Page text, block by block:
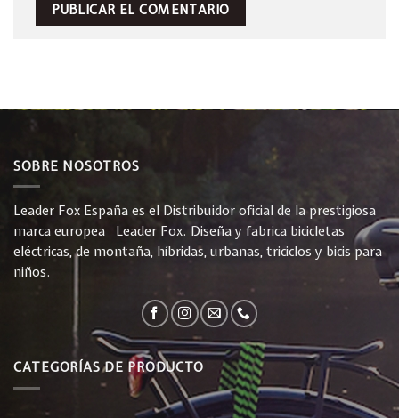
SOBRE NOSOTROS
Leader Fox España es el Distribuidor oficial de la prestigiosa
marca europea Leader Fox. Diseña y fabrica bicicletas
eléctricas, de montaña, híbridas, urbanas, triciclos y bicis para
niños.
CATEGORÍAS DE PRODUCTO